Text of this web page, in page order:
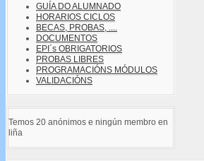
GUÍA DO ALUMNADO
HORARIOS CICLOS
BECAS, PROBAS, ....
DOCUMENTOS
EPI´s OBRIGATORIOS
PROBAS LIBRES
PROGRAMACIÓNS MÓDULOS
VALIDACIÓNS
Temos 20 anónimos e ningún membro en
liña